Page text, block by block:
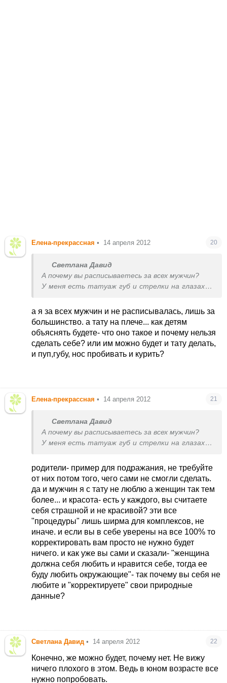
Елена-прекрассная • 14 апреля 2012 20
Светлана Давид
А почему вы расписываетесь за всех мужчин?
У меня есть татуаж губ и стрелки на глазах, а
начал любить после всех этих процедур.
Ведь женщина должна себя любить и нравится
себе, тогда ее буду любить окружающее. Не
всем природа подарила натуральную красоту,
иногда ее можно исправить и
а я за всех мужчин и не расписывалась, лишь за
большинство. а тату на плече... как детям
объяснять будете- что оно такое и почему нельзя
сделать себе? или им можно будет и тату делать,
и пуп,губу, нос пробивать и курить?
Елена-прекрассная • 14 апреля 2012 21
Светлана Давид
А почему вы расписываетесь за всех мужчин?
У меня есть татуаж губ и стрелки на глазах, а
И моему мужу я нравлюсь, меньше он меня не
начал любить после всех этих процедур.
Ведь женщина должна себя любить и нравится
себе, тогда ее буду любить окружающее. Не
всем природа подарила натуральную красоту,
иногда ее можно исправить и
подкорректировать.
родители- пример для подражания, не требуйте
от них потом того, чего сами не смогли сделать.
да и мужчин я с тату не люблю а женщин так тем
более... и красота- есть у каждого, вы считаете
себя страшной и не красивой? эти все
"процедуры" лишь ширма для комплексов, не
иначе. и если вы в себе уверены на все 100% то
корректировать вам просто не нужно будет
ничего. и как уже вы сами и сказали- "женщина
должна себя любить и нравится себе, тогда ее
буду любить окружающие"- так почему вы себя не
любите и "корректируете" свои природные
данные?
Светлана Давид • 14 апреля 2012 22
Конечно, же можно будет, почему нет. Не вижу
ничего плохого в этом. Ведь в юном возрасте все
нужно попробовать.